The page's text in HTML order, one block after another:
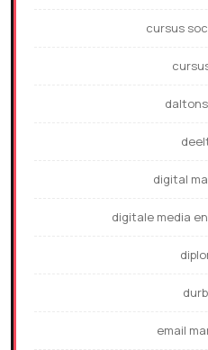
cursus
digital
digitale media
email